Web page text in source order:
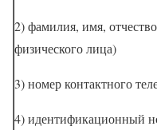
2) фамилия, имя,
физического лица)
3) номер контактного
4) идентификационный